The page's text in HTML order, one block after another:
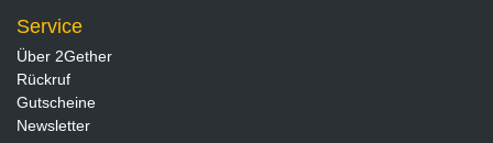
Service
Über 2Gether
Rückruf
Gutscheine
Newsletter